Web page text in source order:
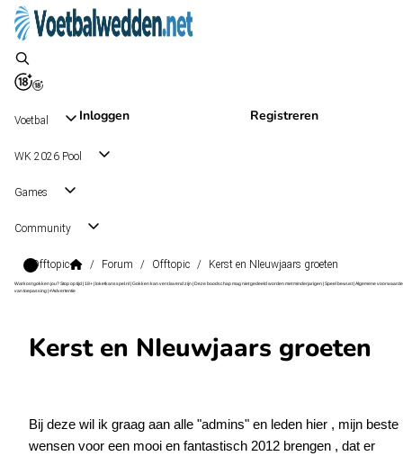
Inloggen Registreren
Voetbal
WK 2026 Pool
Games
Community
Offtopic / Forum / Offtopic / Kerst en NIeuwjaars groeten
Wat kost gokken jou? Stop op tijd | 18+ | loketkansspel.nl | Gokken kan verslavend zijn | Deze boodschap mag niet gedeeld worden met minderjarigen | Speel bewust | Algemene
van toepassing | #Advertentie
Kerst en NIeuwjaars groeten
Bij deze wil ik graag aan alle "admins" en leden hier , mijn beste
wensen voor een mooi en fantastisch 2012 brengen , dat er